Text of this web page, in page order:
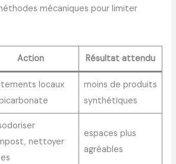
mécaniques pour limiter
Action Résultat attendu
locaux
moins de produits
synthétiques
nettoyer
espaces plus
agréables